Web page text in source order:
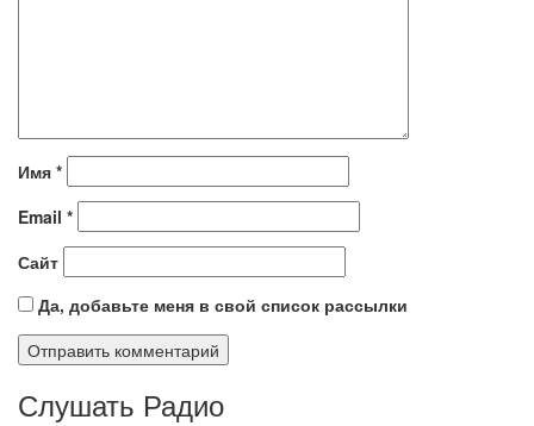
Имя *
Email *
Сайт
Да, добавьте меня в свой список рассылки
Слушать Радио